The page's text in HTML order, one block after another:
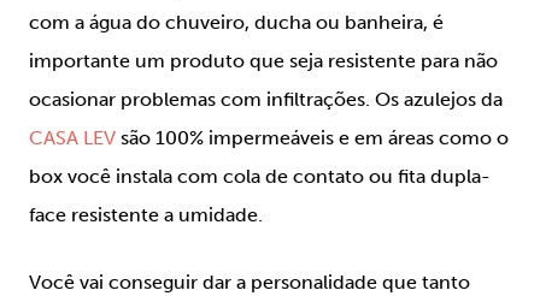
com a água do chuveiro, ducha ou banheira, é
importante um produto que seja resistente para não
ocasionar problemas com infiltrações. Os azulejos da
CASA LEV são 100% impermeáveis e em áreas como o
box você instala com cola de contato ou fita dupla-
face resistente a umidade.
Você vai conseguir dar a personalidade que tanto